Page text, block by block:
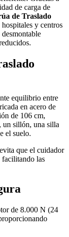
de carga de
de Traslado
y centros
equilibrio entre
en acero de
de 106 cm,
un sillón, una silla
el suelo.
que el cuidador
facilitando las
de 8.000 N (24